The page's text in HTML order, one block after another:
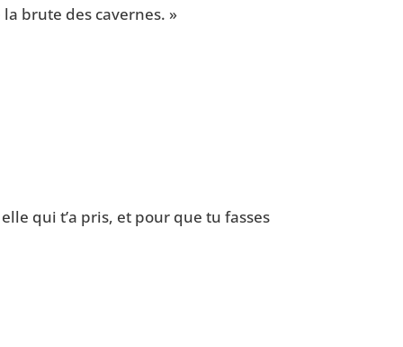
la brute des cavernes. »
elle qui t’a pris, et pour que tu fasses